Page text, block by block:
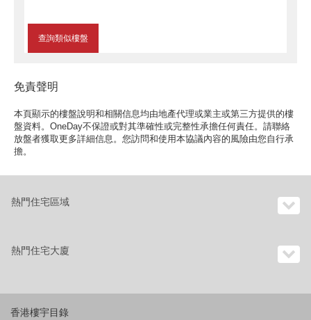
查詢類似樓盤
免責聲明
本頁顯示的樓盤說明和相關信息均由地產代理或業主或第三方提供的樓
盤資料。OneDay不保證或對其準確性或完整性承擔任何責任。請聯絡
放盤者獲取更多詳細信息。您訪問和使用本協議內容的風險由您自行承
擔。
熱門住宅區域
熱門住宅大廈
香港樓宇目錄